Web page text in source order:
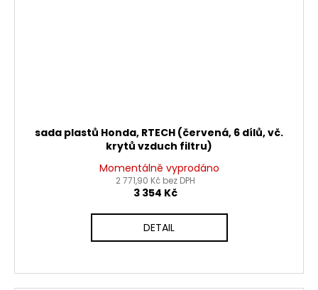
sada plastů Honda, RTECH (červená, 6 dílů, vč.
krytů vzduch filtru)
Momentálně vyprodáno
2 771,90 Kč bez DPH
3 354 Kč
DETAIL